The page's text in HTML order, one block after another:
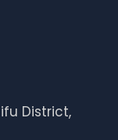
District,